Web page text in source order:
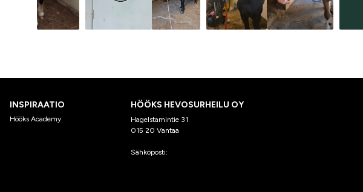
INSPIRAATIO
Hööks Academy
HÖÖKS HEVOSURHEILU OY
Hagelstamintie 31
015 20 Vantaa
Sähköposti: